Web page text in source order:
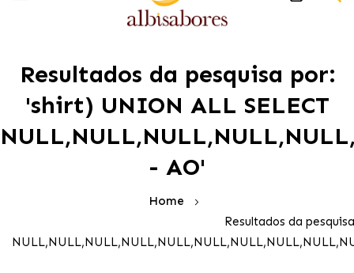
para
Resultados da pesquisa por:
'shirt) UNION ALL SELECT
- AO'
Home
Resultados da